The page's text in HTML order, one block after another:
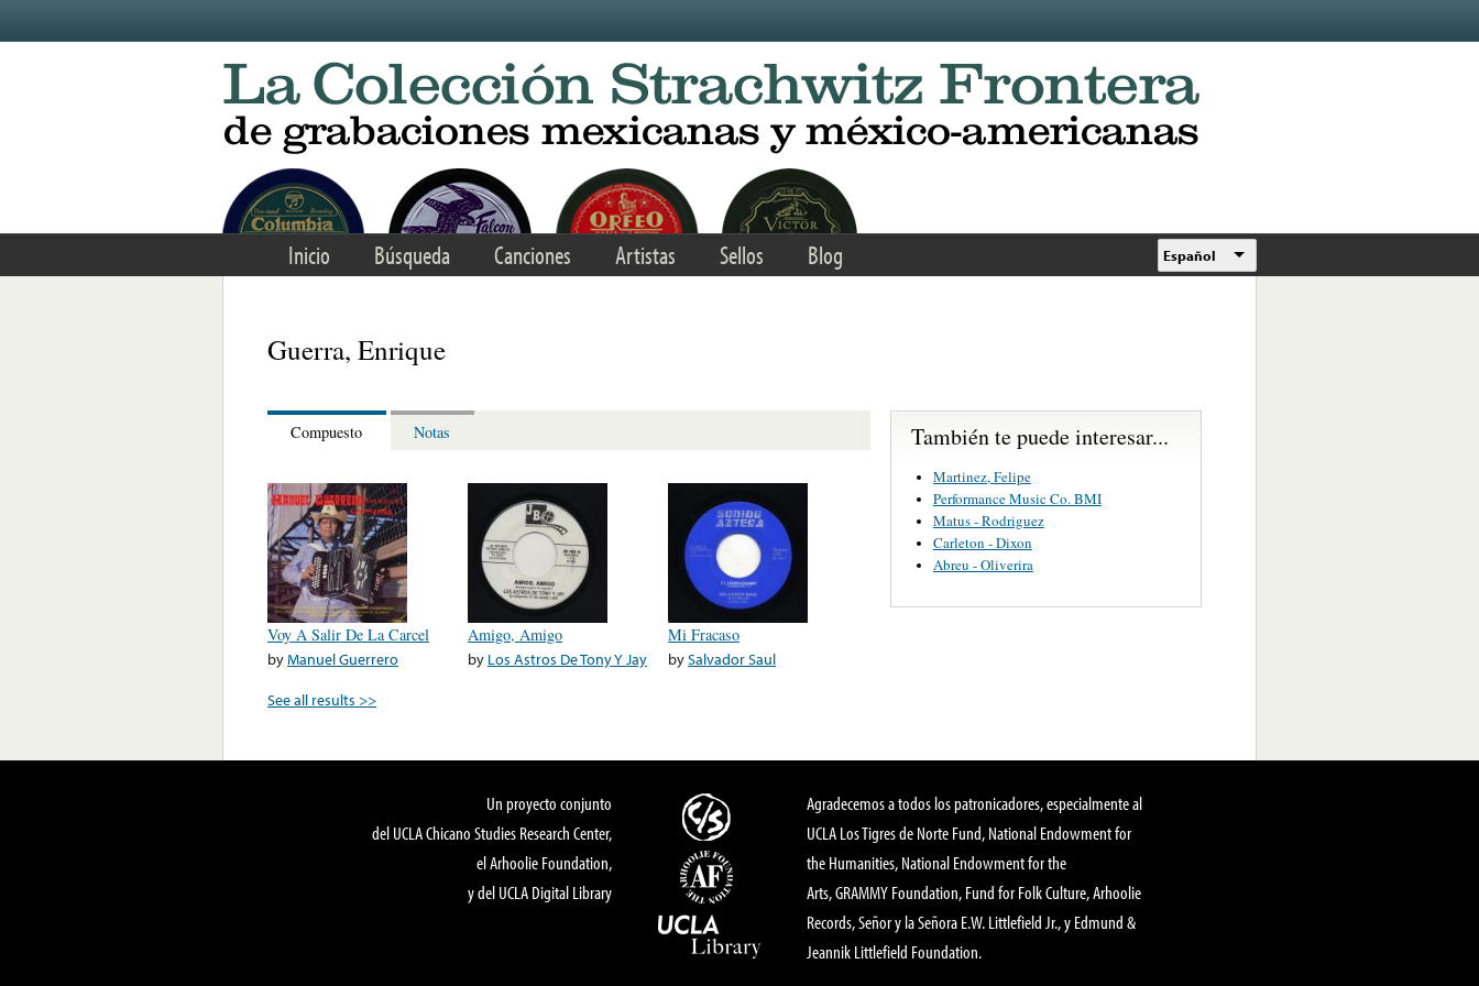
Inicio Búsqueda Canciones Artistas Sellos Blog Español
Guerra, Enrique
Compuesto Notas
Voy A Salir De La Carcel
byManuel Guerrero
Amigo, Amigo
by Los Astros De Tony Y Jay
Mi Fracaso
bySalvador Saul
See all results >>
También te puede interesar...
Martinez, Felipe
Performance Music Co. BMI
Matus - Rodriguez
Carleton - Dixon
Abreu - Oliverira
Un proyecto conjunto
del UCLA Chicano Studies Research Center,
el Arhoolie Foundation,
y del UCLA Digital Library
Agradecemos a todos los patronicadores, especialmente al
UCLA Los Tigres de Norte Fund, National Endowment for
the Humanities, National Endowment for the
Arts, GRAMMY Foundation, Fund for Folk Culture, Arhoolie
Records, Señor y la Señora E.W. Littlefield Jr., y Edmund &
Jeannik Littlefield Foundation.